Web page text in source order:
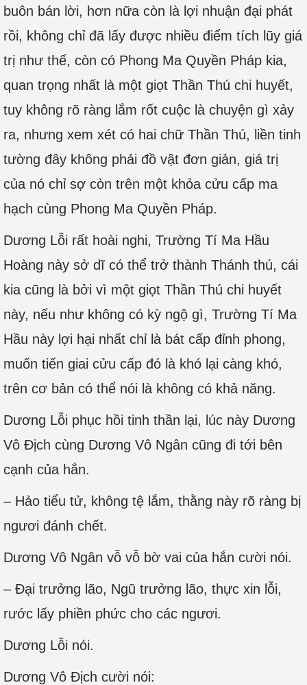
buôn bán lời, hơn nữa còn là lợi nhuận đại phát
rồi, không chỉ đã lấy được nhiều điểm tích lũy giá
trị như thế, còn có Phong Ma Quyền Pháp kia,
quan trọng nhất là một giọt Thần Thú chi huyết,
tuy không rõ ràng lắm rốt cuộc là chuyện gì xảy
ra, nhưng xem xét có hai chữ Thần Thú, liền tinh
tường đây không phải đồ vật đơn giản, giá trị
của nó chỉ sợ còn trên một khỏa cửu cấp ma
hạch cùng Phong Ma Quyền Pháp.
Dương Lỗi rất hoài nghi, Trường Tí Ma Hầu
Hoàng này sở dĩ có thể trở thành Thánh thú, cái
kia cũng là bởi vì một giọt Thần Thú chi huyết
này, nếu như không có kỳ ngộ gì, Trường Tí Ma
Hầu này lợi hại nhất chỉ là bát cấp đỉnh phong,
muốn tiến giai cửu cấp đó là khó lại càng khó,
trên cơ bản có thể nói là không có khả năng.
Dương Lỗi phục hồi tinh thần lại, lúc này Dương
Vô Địch cùng Dương Vô Ngân cũng đi tới bên
cạnh của hắn.
– Hảo tiểu tử, không tệ lắm, thằng này rõ ràng bị
ngươi đánh chết.
Dương Vô Ngân vỗ vỗ bờ vai của hắn cười nói.
– Đại trưởng lão, Ngũ trưởng lão, thực xin lỗi,
rước lấy phiền phức cho các ngươi.
Dương Lỗi nói.
Dương Vô Địch cười nói: